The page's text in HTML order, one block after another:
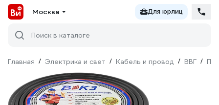
Москва Для юрлиц
Поиск в каталоге
Главная / Электрика и свет / Кабель и провод / ВВГ /